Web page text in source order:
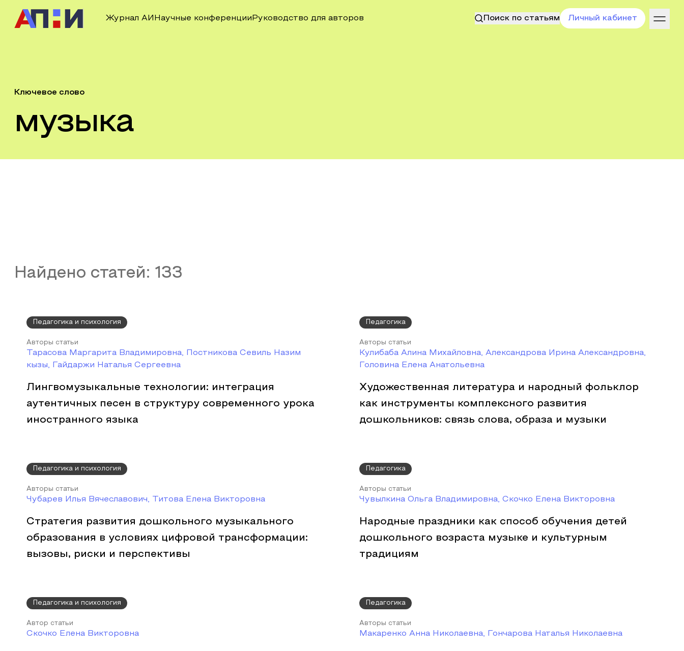
Журнал АИ Научные конференции Руководство для авторов Поиск по статьям Личный кабинет
Ключевое слово
музыка
Найдено статей: 133
Педагогика и психология
Авторы статьи
Тарасова Маргарита Владимировна, Постникова Севиль Назим
кызы, Гайдаржи Наталья Сергеевна
Лингвомузыкальные технологии: интеграция
аутентичных песен в структуру современного урока
иностранного языка
Педагогика
Авторы статьи
Кулибаба Алина Михайловна, Александрова Ирина Александровна,
Головина Елена Анатольевна
Художественная литература и народный фольклор
как инструменты комплексного развития
дошкольников: связь слова, образа и музыки
Педагогика и психология
Авторы статьи
Чубарев Илья Вячеславович, Титова Елена Викторовна
Стратегия развития дошкольного музыкального
образования в условиях цифровой трансформации:
вызовы, риски и перспективы
Педагогика
Авторы статьи
Чувылкина Ольга Владимировна, Скочко Елена Викторовна
Народные праздники как способ обучения детей
дошкольного возраста музыке и культурным
традициям
Педагогика и психология
Автор статьи
Скочко Елена Викторовна
Педагогика
Авторы статьи
Макаренко Анна Николаевна, Гончарова Наталья Николаевна